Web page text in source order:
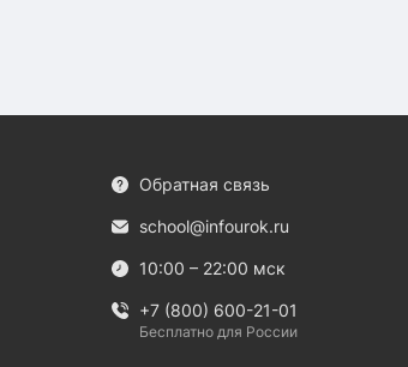
Обратная связь
school@infourok.ru
10:00 – 22:00 мск
+7 (800) 600-21-01
Бесплатно для России